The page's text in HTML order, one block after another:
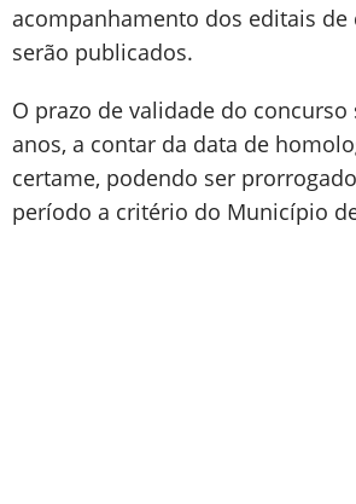
acompanhamento dos editais de
serão publicados.
O prazo de validade do concurso
anos, a contar da data de
certame, podendo ser
período a critério do Município